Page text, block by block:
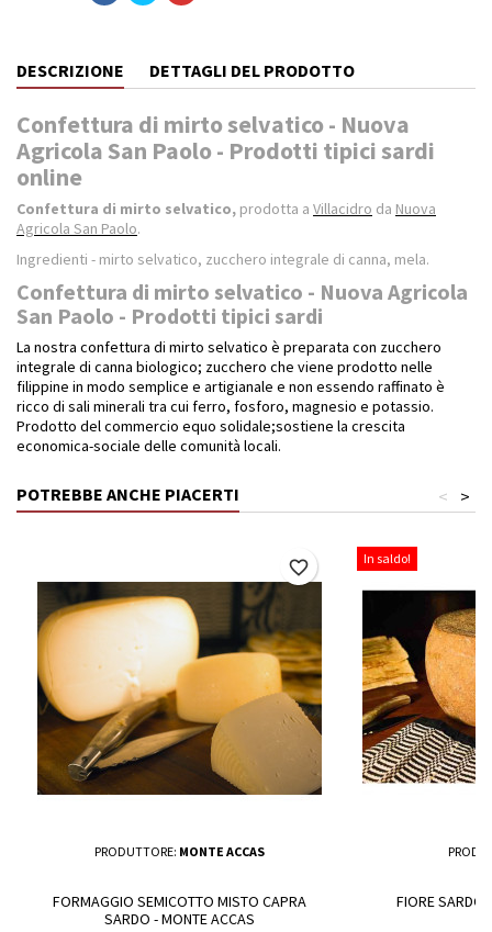
DESCRIZIONE DETTAGLI DEL PRODOTTO
Confettura di mirto selvatico - Nuova
Agricola San Paolo - Prodotti tipici sardi
online
Confettura di mirto selvatico, prodotta a Villacidro da Nuova
Agricola San Paolo.
Ingredienti - mirto selvatico, zucchero integrale di canna, mela.
Confettura di mirto selvatico - Nuova Agricola
San Paolo - Prodotti tipici sardi
La nostra confettura di mirto selvatico è preparata con zucchero
integrale di canna biologico; zucchero che viene prodotto nelle
filippine in modo semplice e artigianale e non essendo raffinato è
ricco di sali minerali tra cui ferro, fosforo, magnesio e potassio.
Prodotto del commercio equo solidale;sostiene la crescita
economica-sociale delle comunità locali.
POTREBBE ANCHE PIACERTI >
<
PRODUTTORE: MONTE ACCAS
FORMAGGIO SEMICOTTO MISTO CAPRA
SARDO - MONTE ACCAS
favorite_border In saldo!
FIORE SARDO